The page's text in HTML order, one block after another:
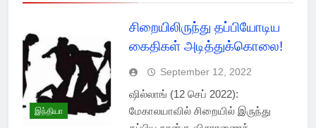
இந்தியா
சிறையிலிருந்து தப்பியோடிய
கைதிகள் அடித்துக்கொலை!
September 12, 2022
ஷில்லாங் (12 செப் 2022):
மேகாலயாவில் சிறையில் இருந்து